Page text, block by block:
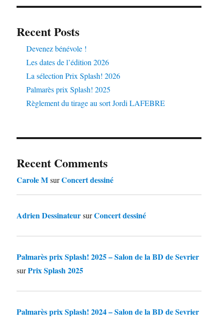
Recent Posts
Devenez bénévole !
Les dates de l’édition 2026
La sélection Prix Splash! 2026
Palmarès prix Splash! 2025
Règlement du tirage au sort Jordi LAFEBRE
Recent Comments
Carole MsurConcert dessiné
Adrien DessinateursurConcert dessiné
Palmarès prix Splash! 2025 – Salon de la BD de Sevrier
surPrix Splash 2025
Palmarès prix Splash! 2024 – Salon de la BD de Sevrier